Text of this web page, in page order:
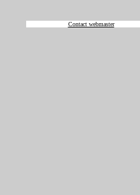
Contact webmaster